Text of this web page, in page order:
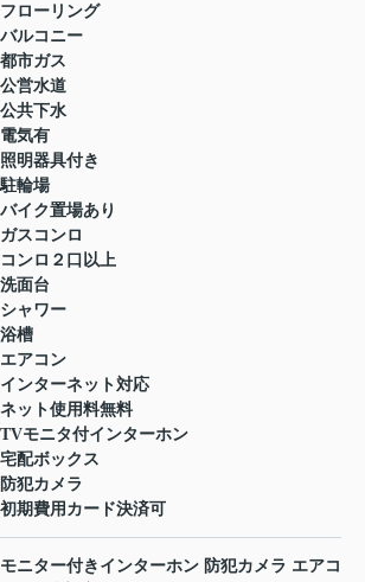
フローリング
バルコニー
都市ガス
公営水道
公共下水
電気有
照明器具付き
駐輪場
バイク置場あり
ガスコンロ
コンロ２口以上
洗面台
シャワー
浴槽
エアコン
インターネット対応
ネット使用料無料
TVモニタ付インターホン
宅配ボックス
防犯カメラ
初期費用カード決済可
モニター付きインターホン 防犯カメラ エアコ